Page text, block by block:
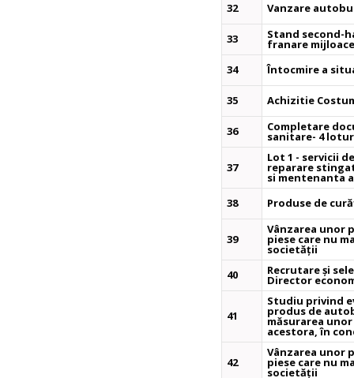
32 Vanzare
33 Stand second-
franare
34
Întocmire a
35 Achizitie
36 Completare
sanitare- 4
37
Lot 1 - servicii
reparare
si mentenanta
38
Produse de
39
Vânzarea unor
piese care nu
societății
40
Recrutare și
Director
41
Studiu privind
produs de
măsurarea
acestora, în
42
Vânzarea unor
piese care nu
societății